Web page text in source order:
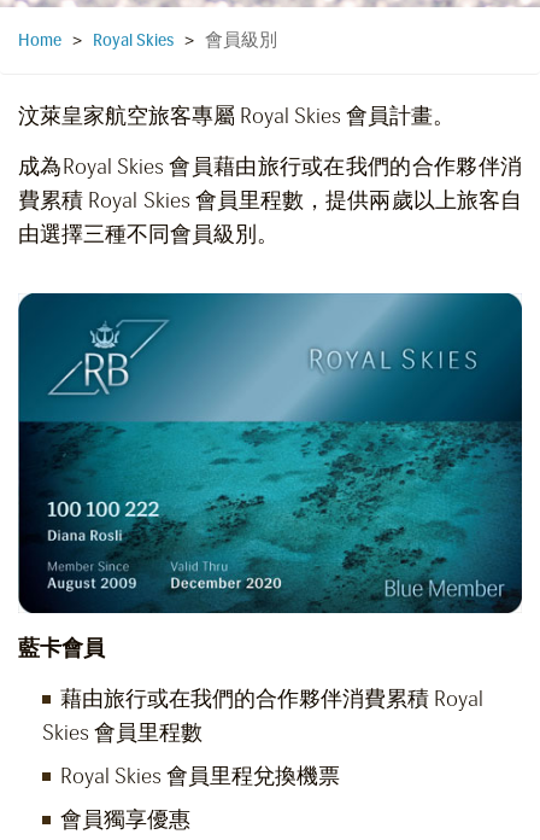
Home > Royal Skies > 會員級別
汶萊皇家航空旅客專屬 Royal Skies 會員計畫。
成為Royal Skies 會員藉由旅行或在我們的合作夥伴消
費累積 Royal Skies 會員里程數，提供兩歲以上旅客自
由選擇三種不同會員級別。
藍卡會員
藉由旅行或在我們的合作夥伴消費累積 Royal
Skies 會員里程數
Royal Skies 會員里程兌換機票
會員獨享優惠